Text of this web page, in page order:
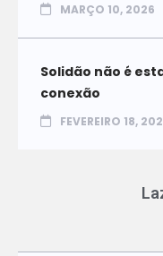
MARÇO 10, 2026
Solidão não é
conexão
FEVEREIRO 18,